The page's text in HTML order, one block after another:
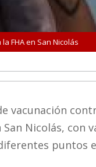
FHA en San Nicolás
vacunación
San Nicolás, con
puntos